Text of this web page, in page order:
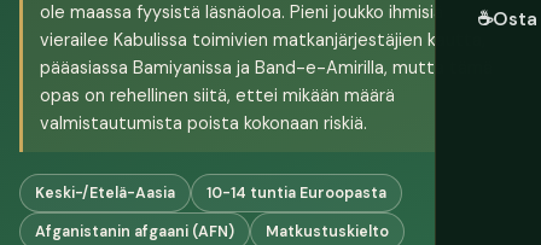
☕Osta
ole maassa fyysistä läsnäoloa. Pieni joukko ihmisiä
vierailee Kabulissa toimivien matkanjärjestäjien kautta,
pääasiassa Bamiyanissa ja Band-e-Amirilla, mutta tämä
opas on rehellinen siitä, ettei mikään määrä
valmistautumista poista kokonaan riskiä.
Keski-/Etelä-Aasia
10-14 tuntia Euroopasta
Afganistanin afgaani (AFN)
Matkustuskielto